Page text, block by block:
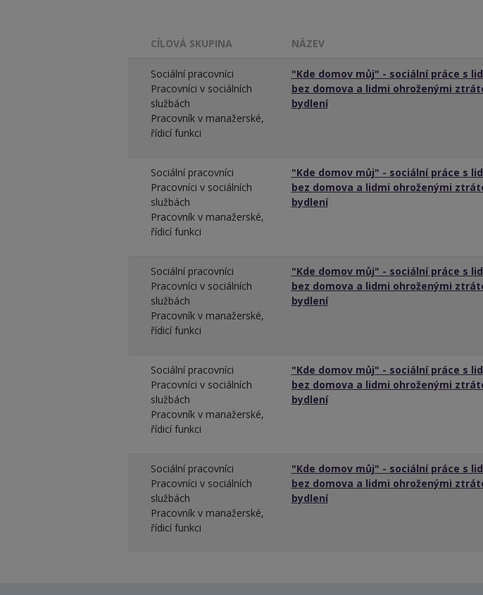
CÍLOVÁ SKUPINA NÁZEV
Sociální pracovníci
Pracovníci v sociálních
službách
Pracovník v manažerské,
řídicí funkci
"Kde domov můj" - sociální práce s
bez domova a lidmi ohroženými
bydlení
Sociální pracovníci
Pracovníci v sociálních
službách
Pracovník v manažerské,
řídicí funkci
"Kde domov můj" - sociální práce s
bez domova a lidmi ohroženými
bydlení
Sociální pracovníci
Pracovníci v sociálních
službách
Pracovník v manažerské,
řídicí funkci
"Kde domov můj" - sociální práce s
bez domova a lidmi ohroženými
bydlení
Sociální pracovníci
Pracovníci v sociálních
službách
Pracovník v manažerské,
řídicí funkci
"Kde domov můj" - sociální práce s
bez domova a lidmi ohroženými
bydlení
Sociální pracovníci
Pracovníci v sociálních
službách
Pracovník v manažerské,
řídicí funkci
"Kde domov můj" - sociální práce s
bez domova a lidmi ohroženými
bydlení